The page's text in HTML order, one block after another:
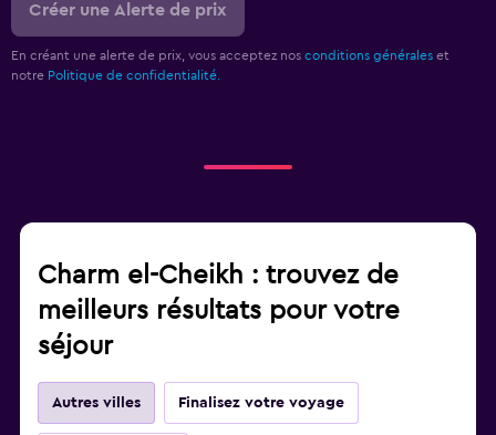
Créer une Alerte de prix
En créant une alerte de prix, vous acceptez nos conditions générales et
notre Politique de confidentialité.
Charm el-Cheikh : trouvez de
meilleurs résultats pour votre
séjour
Autres villes Finalisez votre voyage